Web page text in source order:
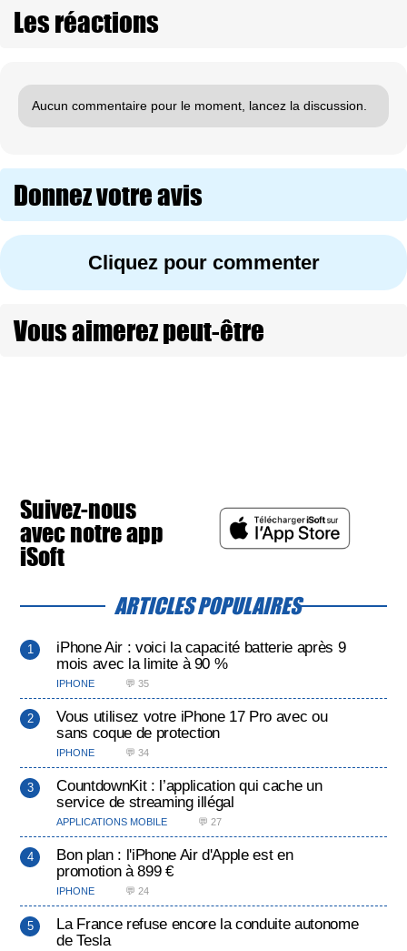
Les réactions
Aucun commentaire pour le moment, lancez la discussion.
Donnez votre avis
Cliquez pour commenter
Vous aimerez peut-être
Suivez-nous
avec notre app
iSoft
ARTICLES POPULAIRES
iPhone Air : voici la capacité batterie après 9
mois avec la limite à 90 %
IPHONE 💬 35
Vous utilisez votre iPhone 17 Pro avec ou
sans coque de protection
IPHONE 💬 34
CountdownKit : l’application qui cache un
service de streaming illégal
APPLICATIONS MOBILE 💬 27
Bon plan : l'iPhone Air d'Apple est en
promotion à 899 €
IPHONE 💬 24
La France refuse encore la conduite autonome
de Tesla